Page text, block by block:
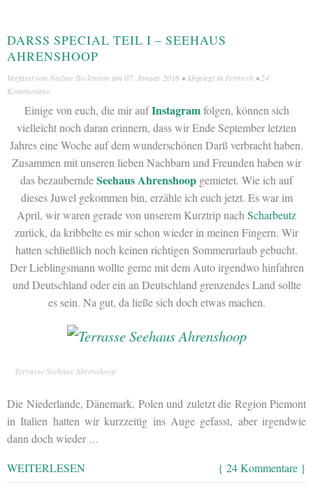
DARSS SPECIAL TEIL I – SEEHAUS A
HRENSHOOP
Verfasst von Nadine Beckmann am 07. Januar 2016 • Abgelegt in Fernweh •24
Kommentare
Einige von euch, die mir aufInstagramfolgen, können sich
vielleicht noch daran erinnern, dass wir Ende September letzten
Jahres eine Woche auf dem wunderschönen Darß verbracht haben.
Zusammen mit unseren lieben Nachbarn und Freunden haben wir
das bezauberndeSeehaus Ahrenshoop gemietet. Wie ich auf
dieses Juwel gekommen bin, erzähle ich euch jetzt. Es war im
April, wir waren gerade von unserem Kurztrip nachScharbeutz
zurück, da kribbelte es mir schon wieder in meinen Fingern. Wir
hatten schließlich noch keinen richtigen Sommerurlaub gebucht.
Der Lieblingsmann wollte gerne mit dem Auto irgendwo hinfahren
und Deutschland oder ein an Deutschland grenzendes Land sollte
es sein. Na gut, da ließe sich doch etwas machen.
Terrasse Seehaus Ahrenshoop
Die Niederlande, Dänemark, Polen und zuletzt die Region Piemont
in Italien hatten wir kurzzeitig ins Auge gefasst, aber irgendwie
dann doch wieder …
WEITERLESEN { 24 Kommentare }